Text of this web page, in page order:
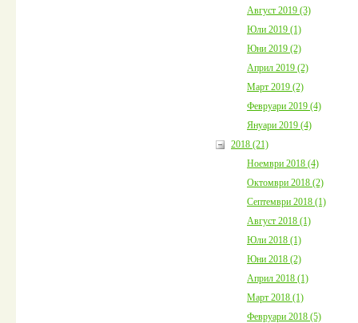
Август 2019 (3)
Юли 2019 (1)
Юни 2019 (2)
Април 2019 (2)
Март 2019 (2)
Февруари 2019 (4)
Януари 2019 (4)
2018 (21)
Ноември 2018 (4)
Октомври 2018 (2)
Септември 2018 (1)
Август 2018 (1)
Юли 2018 (1)
Юни 2018 (2)
Април 2018 (1)
Март 2018 (1)
Февруари 2018 (5)